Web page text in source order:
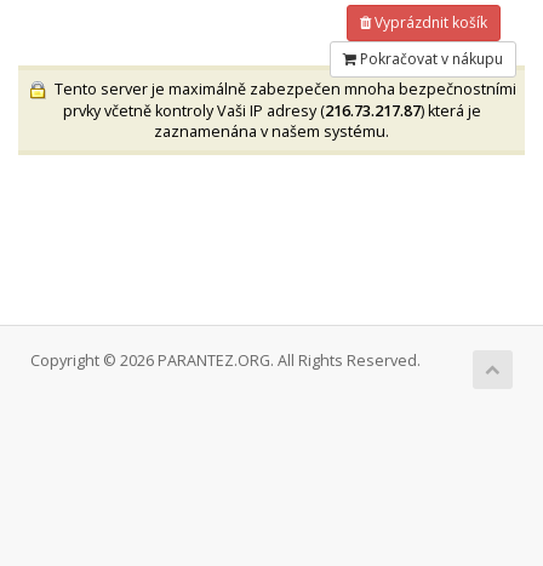
Vyprázdnit košík
Pokračovat v nákupu
Tento server je maximálně zabezpečen mnoha bezpečnostními
prvky včetně kontroly Vaši IP adresy (216.73.217.87) která je
zaznamenána v našem systému.
Copyright © 2026 PARANTEZ.ORG. All Rights Reserved.